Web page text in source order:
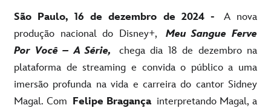
São Paulo, 16 de dezembro de 2024 -
A nova
produção nacional do Disney+,
Meu Sangue Ferve
Por Você – A Série,
chega dia 18 de dezembro na
plataforma de streaming e convida o público a uma
imersão profunda na vida e carreira do cantor Sidney
Magal. Com Felipe Bragança interpretando Magal, a